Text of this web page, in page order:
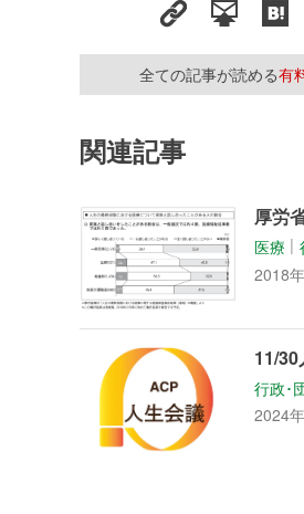
全ての記事が読める有
関連記事
厚労
医療 │
2018
11/
行政･
2024